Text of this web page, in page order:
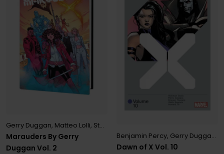
Marauders By Gerry
Duggan Vol. 2
Gerry Duggan, Matteo Lolli, Stefano Caselli
Dawn of X Vol. 10
Benjamin Percy, Gerry Duggan